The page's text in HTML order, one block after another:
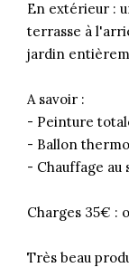
En extérieur :
terrasse à
jardin
A savoir :
- Peinture
- Ballon
- Chauffage au
Charges 35€ :
Très beau